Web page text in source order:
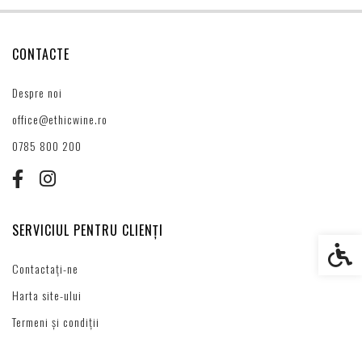
CONTACTE
Despre noi
office@ethicwine.ro
0785 800 200
SERVICIUL PENTRU CLIENȚI
Contactați-ne
Harta site-ului
Termeni și condiții
Setări